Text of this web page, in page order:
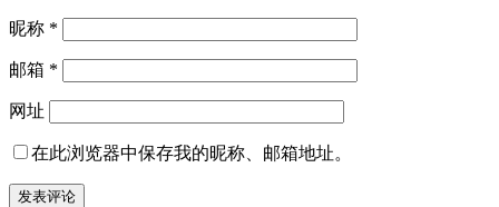
昵称 *
邮箱 *
网址
在此浏览器中保存我的昵称、邮箱地址。